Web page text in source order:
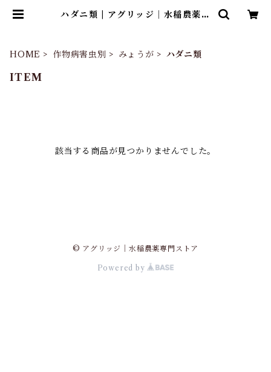
ハダニ類 | アグリッジ｜水稲農薬専
HOME 作物病害虫別 みょうが ハダニ類
ITEM
該当する商品が見つかりませんでした。
© アグリッジ｜水稲農薬専門ストア
Powered by